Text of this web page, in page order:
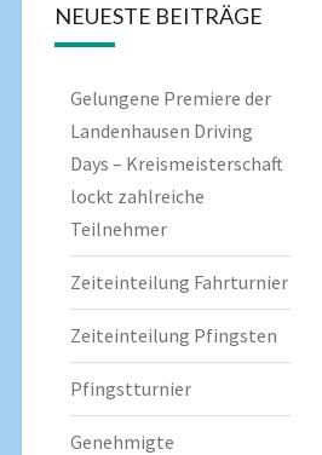
NEUESTE BEITRÄGE
Gelungene Premiere der
Landenhausen Driving
Days – Kreismeisterschaft
lockt zahlreiche
Teilnehmer
Zeiteinteilung Fahrturnier
Zeiteinteilung Pfingsten
Pfingstturnier
Genehmigte